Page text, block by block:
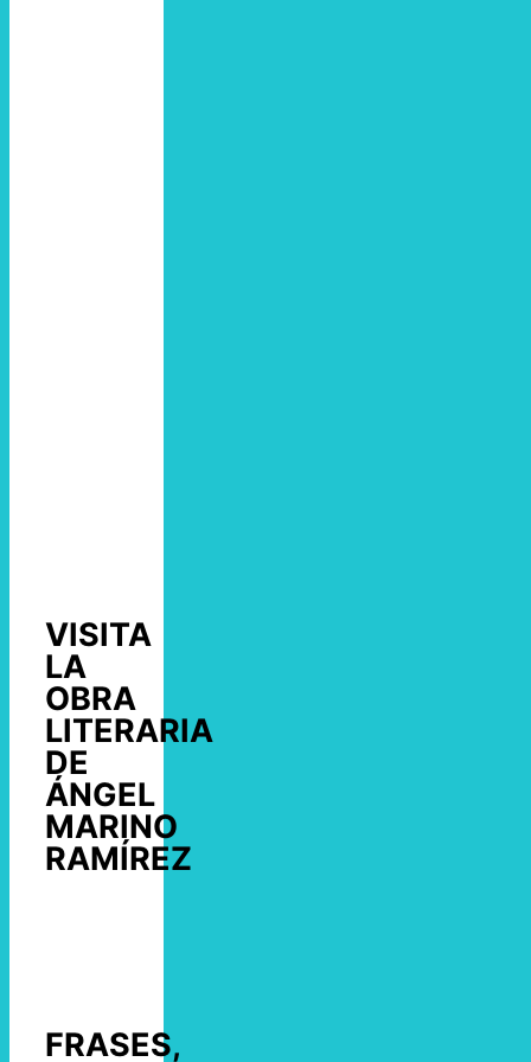
VISITA
LA
OBRA
LITERARIA
DE
ÁNGEL
MARINO
RAMÍREZ
FRASES,